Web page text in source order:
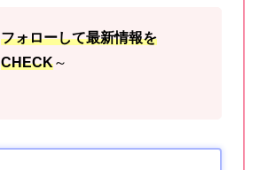
フォローして最新情報を
CHECK～